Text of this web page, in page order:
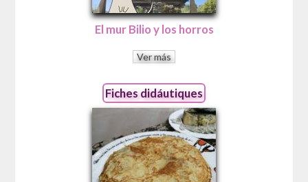
El mur Bilio y los horros
Ver más
Fiches didáutiques